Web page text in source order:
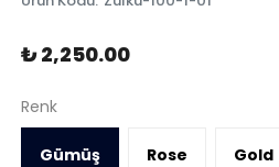
₺ 2,250.00
Renk
Gümüş Rose Gold